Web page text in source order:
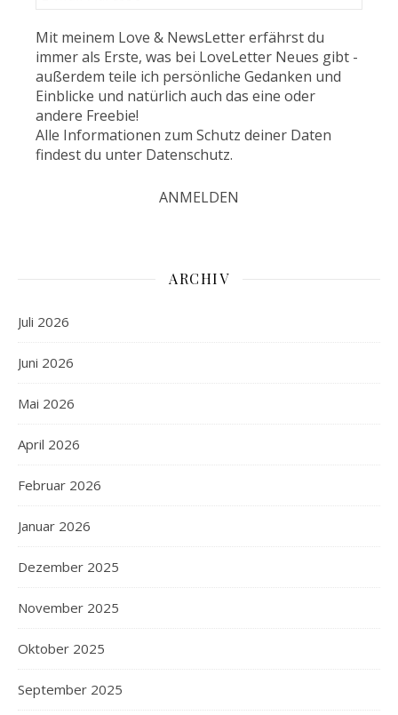
Mit meinem Love & NewsLetter erfährst du
immer als Erste, was bei LoveLetter Neues gibt -
außerdem teile ich persönliche Gedanken und
Einblicke und natürlich auch das eine oder
andere Freebie!
Alle Informationen zum Schutz deiner Daten
findest du unter Datenschutz.
ARCHIV
Juli 2026
Juni 2026
Mai 2026
April 2026
Februar 2026
Januar 2026
Dezember 2025
November 2025
Oktober 2025
September 2025